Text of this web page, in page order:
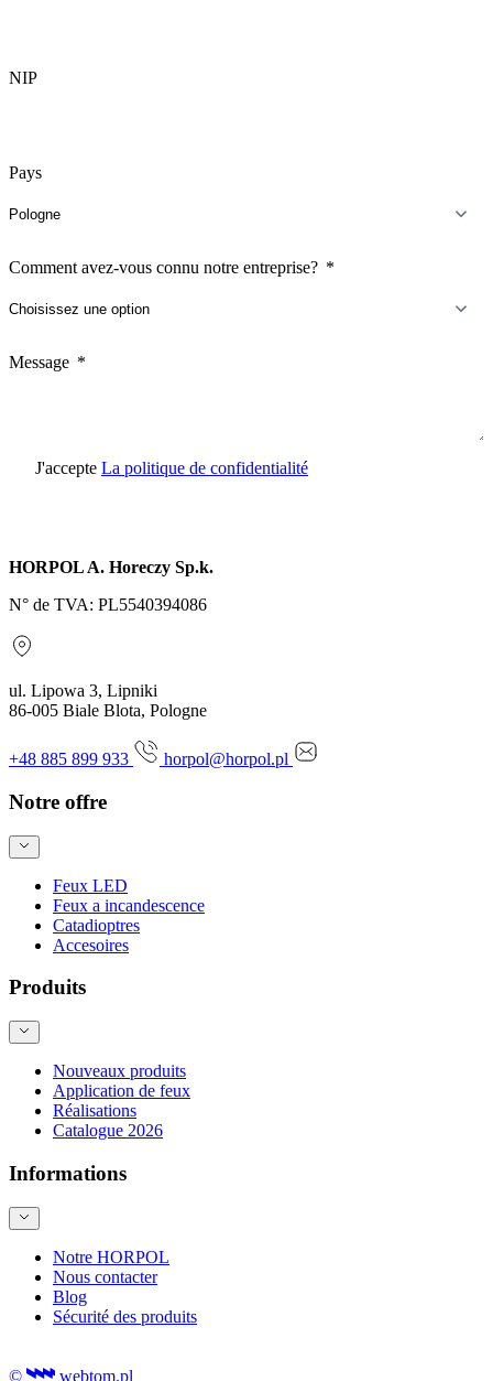
NIP
Pays
Comment avez-vous connu notre entreprise?
Message
J'accepte La politique de confidentialité
HORPOL A. Horeczy Sp.k.
N° de TVA: PL5540394086
ul. Lipowa 3, Lipniki
86-005 Biale Blota, Pologne
+48 885 899 933 horpol@horpol.pl
Notre offre
Feux LED
Feux a incandescence
Catadioptres
Accesoires
Produits
Nouveaux produits
Application de feux
Réalisations
Catalogue 2026
Informations
Notre HORPOL
Nous contacter
Blog
Sécurité des produits
© webtom.pl